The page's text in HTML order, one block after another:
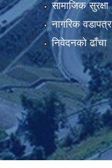
सामाजिक सुरक्षा
नागरिक वडापत्र
निवेदनको ढाँचा